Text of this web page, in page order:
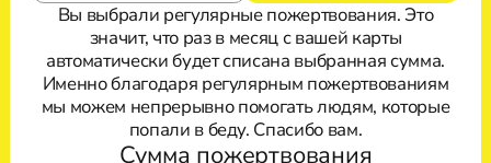
Вы выбрали регулярные пожертвования. Это
значит, что раз в месяц с вашей карты
автоматически будет списана выбранная сумма.
Именно благодаря регулярным пожертвованиям
мы можем непрерывно помогать людям, которые
попали в беду. Спасибо вам.
Сумма пожертвования